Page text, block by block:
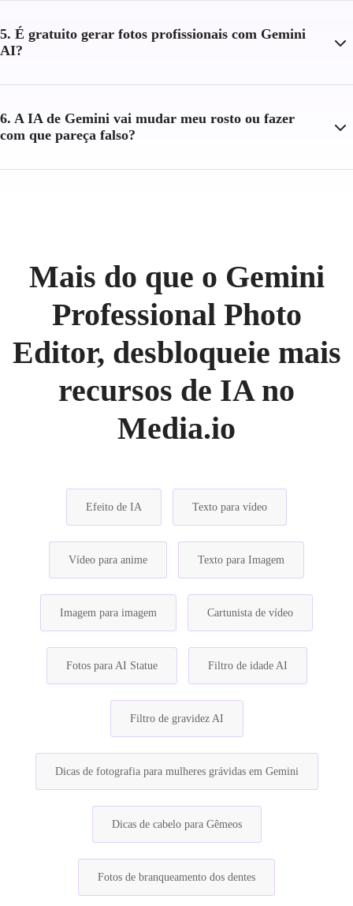
5. É gratuito gerar fotos profissionais com Gemini
AI?
6. A IA de Gemini vai mudar meu rosto ou fazer
com que pareça falso?
Mais do que o Gemini
Professional Photo
Editor, desbloqueie mais
recursos de IA no
Media.io
Efeito de IA Texto para vídeo
Vídeo para anime Texto para Imagem
Imagem para imagem Cartunista de vídeo
Fotos para AI Statue Filtro de idade AI
Filtro de gravidez AI
Dicas de fotografia para mulheres grávidas em Gemini
Dicas de cabelo para Gêmeos
Fotos de branqueamento dos dentes